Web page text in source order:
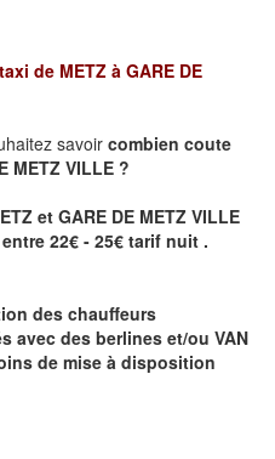
de METZ à GARE DE
savoir combien coute
METZ VILLE ?
et GARE DE METZ VILLE
22€ - 25€ tarif nuit .
des chauffeurs
avec des berlines et/ou VAN
de mise à disposition